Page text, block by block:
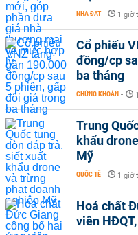
NHÀ ĐẤT - 1 giờ
Cổ phiếu
đồng/cp
ba tháng
CHỨNG KHOÁN -
Trung
khẩu
Mỹ
QUỐC TẾ - 1 giờ
Hoá chất
viên